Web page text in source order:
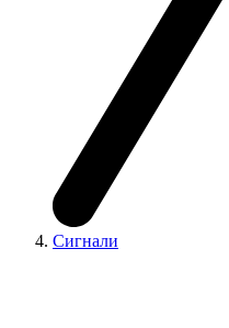
Сигнали